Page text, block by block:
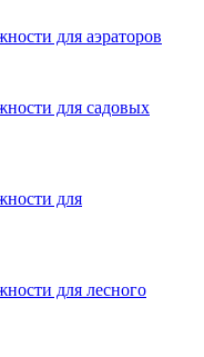
для аэраторов
для садовых
для
для лесного